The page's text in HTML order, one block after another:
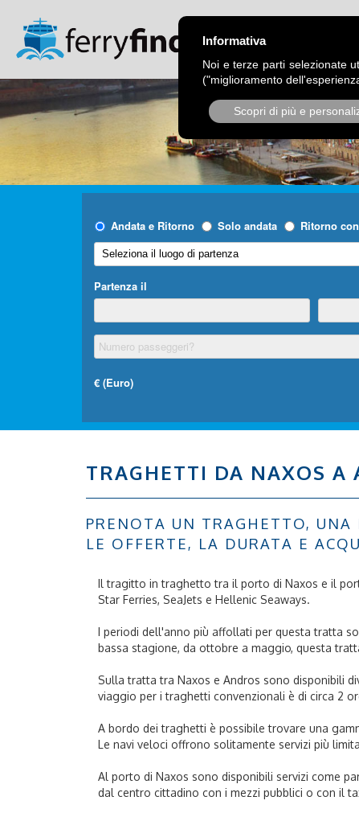
CHI SIAMO
TRAGHETTI DA NAXOS A
PRENOTA UN TRAGHETTO,
LE OFFERTE, LA DURATA E
Il tragitto in traghetto tra il porto di Naxos e il
Star Ferries, SeaJets e Hellenic Seaways.
I periodi dell'anno più affollati per questa tratta
bassa stagione, da ottobre a maggio, questa
Sulla tratta tra Naxos e Andros sono disponibili
viaggio per i traghetti convenzionali è di circa 2
A bordo dei traghetti è possibile trovare una
Le navi veloci offrono solitamente servizi più
Al porto di Naxos sono disponibili servizi come
dal centro cittadino con i mezzi pubblici o con il
Informativa
Noi e terze parti selezionate
("miglioramento
Scopri di più e